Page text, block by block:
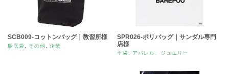
SCB009-コットンバッグ｜教習所様
船底袋 その他 企業
SPR026-ポリバッグ｜サンダル専門
店様
平袋 アパレル、ジュエリー